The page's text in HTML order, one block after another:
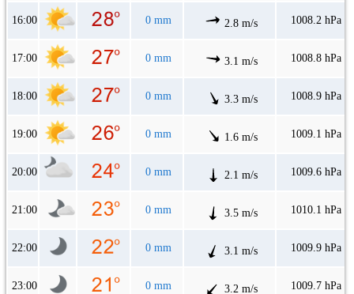
16:00 0 mm 2.8 m/s 1008.2 hPa
17:00 0 mm 3.1 m/s 1008.8 hPa
18:00 0 mm 3.3 m/s 1008.9 hPa
19:00 0 mm 1.6 m/s 1009.1 hPa
20:00 0 mm 2.1 m/s 1009.6 hPa
21:00 0 mm 3.5 m/s 1010.1 hPa
22:00 0 mm 3.1 m/s 1009.9 hPa
23:00 0 mm 3.2 m/s 1009.7 hPa